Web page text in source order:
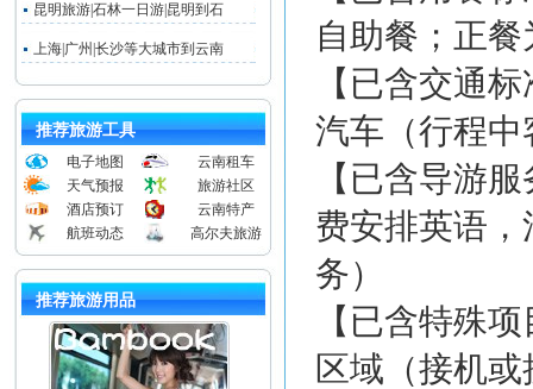
昆明旅游|石林一日游|昆明到石
上海|广州|长沙等大城市到云南
推荐旅游工具
电子地图
云南租车
天气预报
旅游社区
酒店预订
云南特产
航班动态
高尔夫旅游
推荐旅游用品
自助餐；正
【已含交通
汽车（行程
【已含导游
费安排英语
务）
【已含特殊
区域（接机